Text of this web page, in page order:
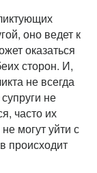
оно ведет к
оказаться
сторон. И,
не всегда
не
часто их
могут уйти с
происходит